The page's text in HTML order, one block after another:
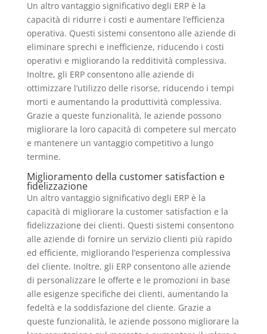
Un altro vantaggio significativo degli ERP è la
capacità di ridurre i costi e aumentare l’efficienza
operativa. Questi sistemi consentono alle aziende di
eliminare sprechi e inefficienze, riducendo i costi
operativi e migliorando la redditività complessiva.
Inoltre, gli ERP consentono alle aziende di
ottimizzare l’utilizzo delle risorse, riducendo i tempi
morti e aumentando la produttività complessiva.
Grazie a queste funzionalità, le aziende possono
migliorare la loro capacità di competere sul mercato
e mantenere un vantaggio competitivo a lungo
termine.
Miglioramento della customer satisfaction e
fidelizzazione
Un altro vantaggio significativo degli ERP è la
capacità di migliorare la customer satisfaction e la
fidelizzazione dei clienti. Questi sistemi consentono
alle aziende di fornire un servizio clienti più rapido
ed efficiente, migliorando l’esperienza complessiva
del cliente. Inoltre, gli ERP consentono alle aziende
di personalizzare le offerte e le promozioni in base
alle esigenze specifiche dei clienti, aumentando la
fedeltà e la soddisfazione del cliente. Grazie a
queste funzionalità, le aziende possono migliorare la